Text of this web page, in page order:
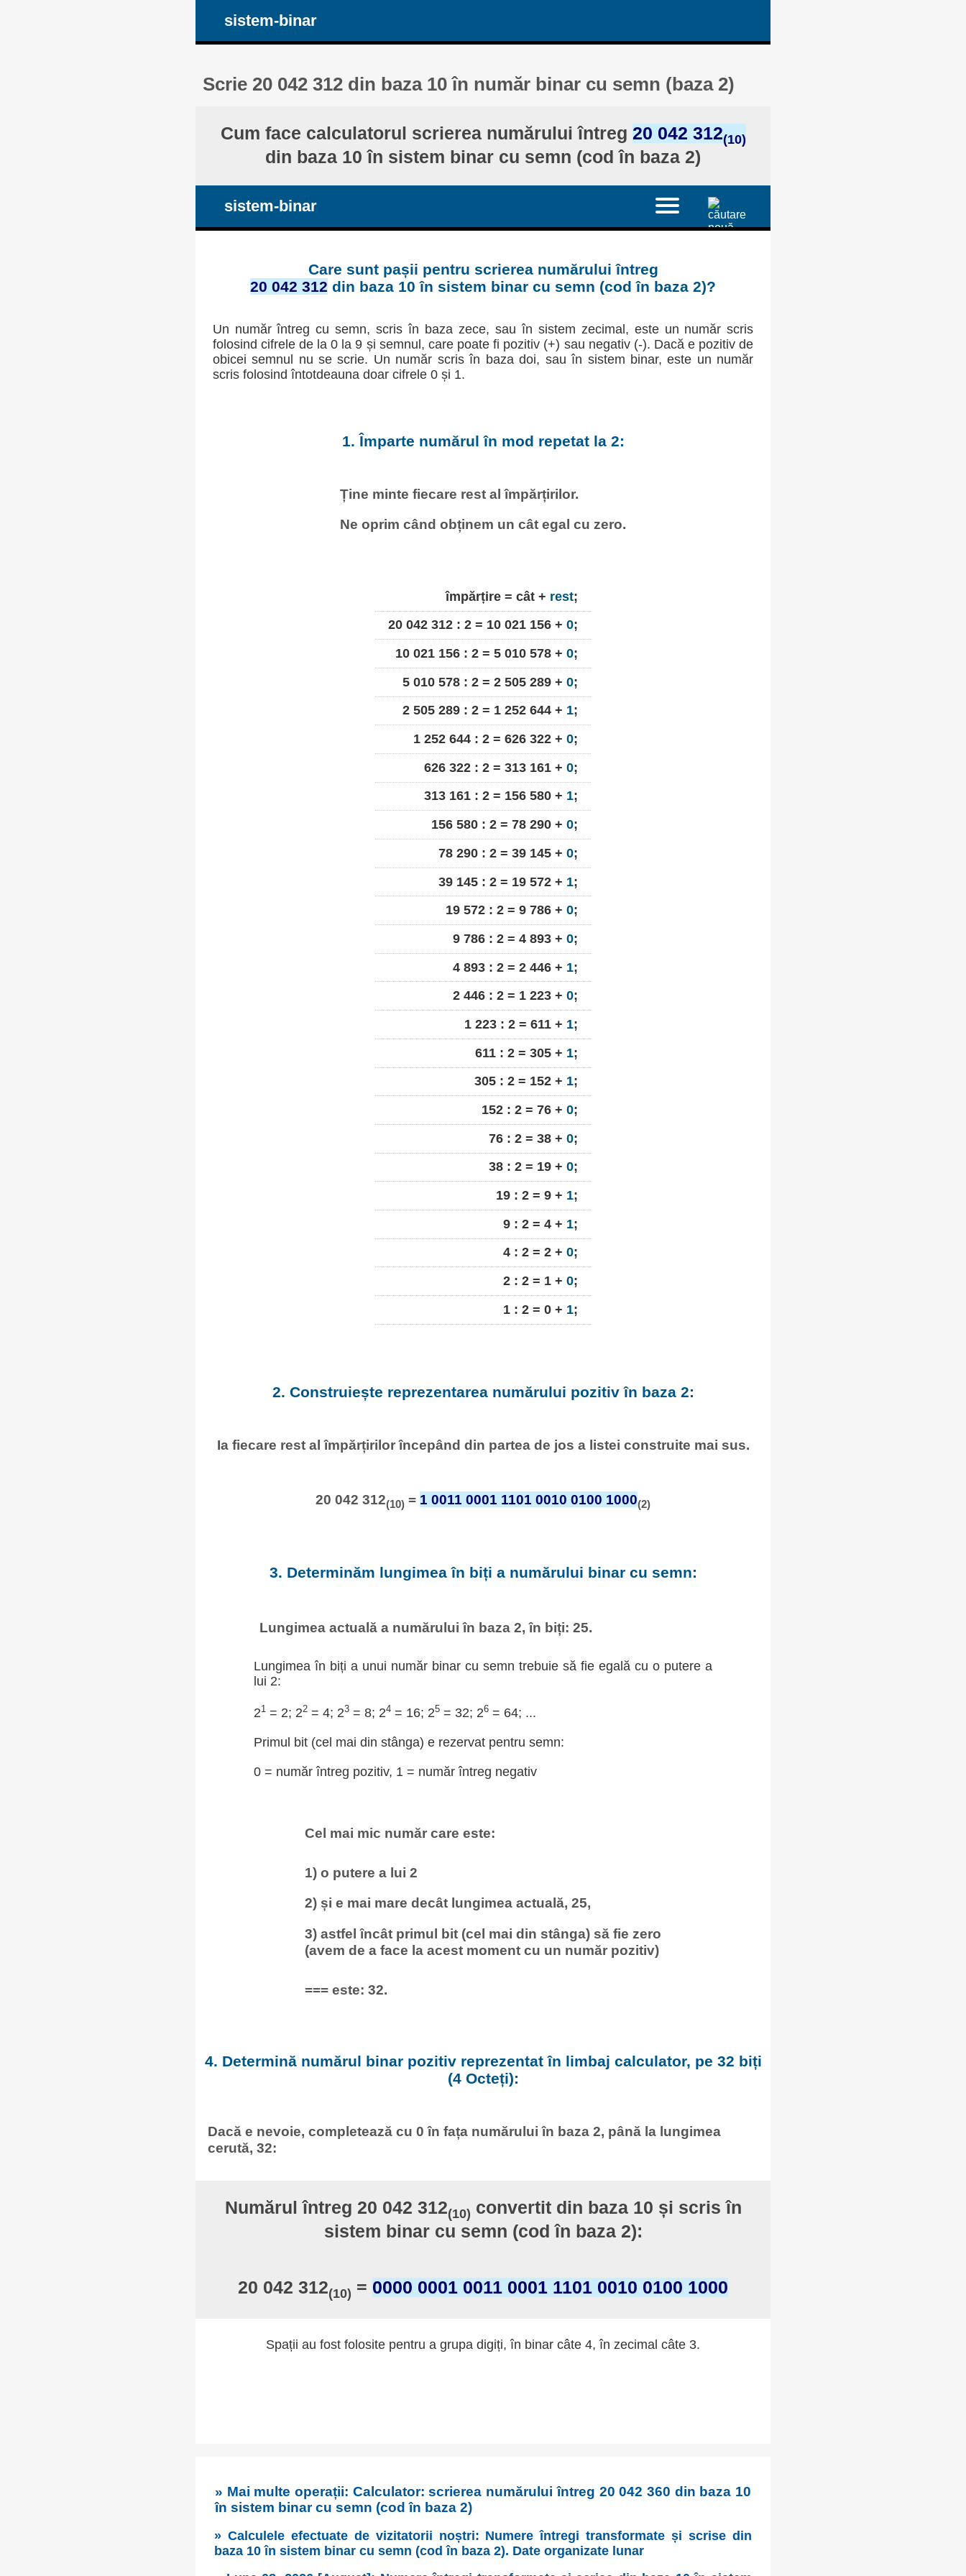
sistem-binar
Scrie 20 042 312 din baza 10 în număr binar cu semn (baza 2)
Cum face calculatorul scrierea numărului întreg 20 042 312(10)
din baza 10 în sistem binar cu semn (cod în baza 2)
sistem-binar
Care sunt pașii pentru scrierea numărului întreg
20 042 312 din baza 10 în sistem binar cu semn (cod în baza 2)?
Un număr întreg cu semn, scris în baza zece, sau în sistem zecimal, este un număr scris
folosind cifrele de la 0 la 9 și semnul, care poate fi pozitiv (+) sau negativ (-). Dacă e pozitiv de
obicei semnul nu se scrie. Un număr scris în baza doi, sau în sistem binar, este un număr
scris folosind întotdeauna doar cifrele 0 și 1.
1. Împarte numărul în mod repetat la 2:
Ține minte fiecare rest al împărțirilor.
Ne oprim când obținem un cât egal cu zero.
împărțire = cât + rest;
20 042 312 : 2 = 10 021 156 + 0;
10 021 156 : 2 = 5 010 578 + 0;
5 010 578 : 2 = 2 505 289 + 0;
2 505 289 : 2 = 1 252 644 + 1;
1 252 644 : 2 = 626 322 + 0;
626 322 : 2 = 313 161 + 0;
313 161 : 2 = 156 580 + 1;
156 580 : 2 = 78 290 + 0;
78 290 : 2 = 39 145 + 0;
39 145 : 2 = 19 572 + 1;
19 572 : 2 = 9 786 + 0;
9 786 : 2 = 4 893 + 0;
4 893 : 2 = 2 446 + 1;
2 446 : 2 = 1 223 + 0;
1 223 : 2 = 611 + 1;
611 : 2 = 305 + 1;
305 : 2 = 152 + 1;
152 : 2 = 76 + 0;
76 : 2 = 38 + 0;
38 : 2 = 19 + 0;
19 : 2 = 9 + 1;
9 : 2 = 4 + 1;
4 : 2 = 2 + 0;
2 : 2 = 1 + 0;
1 : 2 = 0 + 1;
2. Construiește reprezentarea numărului pozitiv în baza 2:
Ia fiecare rest al împărțirilor începând din partea de jos a listei construite mai sus.
20 042 312(10) = 1 0011 0001 1101 0010 0100 1000(2)
3. Determinăm lungimea în biți a numărului binar cu semn:
Lungimea actuală a numărului în baza 2, în biți: 25.
Lungimea în biți a unui număr binar cu semn trebuie să fie egală cu o putere a
lui 2:
21= 2; 22= 4; 23= 8; 24= 16; 25= 32; 26= 64; ...
Primul bit (cel mai din stânga) e rezervat pentru semn:
0 = număr întreg pozitiv, 1 = număr întreg negativ
Cel mai mic număr care este:
1) o putere a lui 2
2) și e mai mare decât lungimea actuală, 25,
3) astfel încât primul bit (cel mai din stânga) să fie zero
(avem de a face la acest moment cu un număr pozitiv)
=== este: 32.
4. Determină numărul binar pozitiv reprezentat în limbaj calculator, pe 32 biți
(4 Octeți):
Dacă e nevoie, completează cu 0 în fața numărului în baza 2, până la lungimea
cerută, 32:
Numărul întreg 20 042 312(10) convertit din baza 10 și scris în
sistem binar cu semn (cod în baza 2):
20 042 312(10) = 0000 0001 0011 0001 1101 0010 0100 1000
Spații au fost folosite pentru a grupa digiți, în binar câte 4, în zecimal câte 3.
» Mai multe operații: Calculator: scrierea numărului întreg 20 042 360 din baza 10
în sistem binar cu semn (cod în baza 2)
» Calculele efectuate de vizitatorii noștri: Numere întregi transformate și scrise din
baza 10 în sistem binar cu semn (cod în baza 2). Date organizate lunar